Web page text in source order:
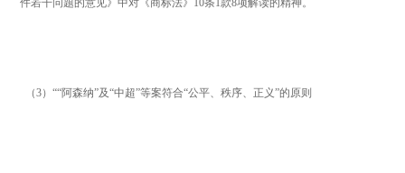
件若干问题的意见》中对《商标法》10条1款8项解读的精神。
（3）““阿森纳”及“中超”等案符合“公平、秩序、正义”的原则